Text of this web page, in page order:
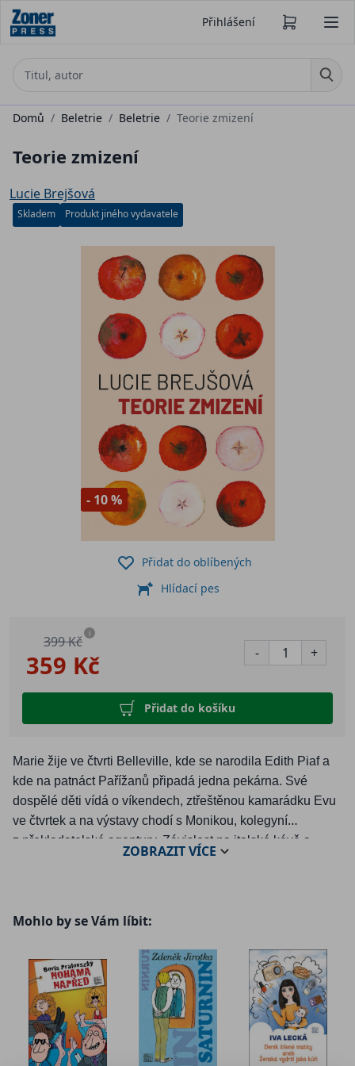
Přihlášení
Domů / Beletrie / Beletrie / Teorie zmizení
Teorie zmizení
Lucie Brejšová
Skladem Produkt jiného vydavatele
- 10 %
359 Kč
399 Kč i
- +
Přidat do košíku
Přidat do oblíbených
Hlídací pes
Marie žije ve čtvrti Belleville, kde se narodila Edith Piaf a
kde na patnáct Pařížanů připadá jedna pekárna. Své
dospělé děti vídá o víkendech, ztřeštěnou kamarádku Evu
ve čtvrtek a na výstavy chodí s Monikou, kolegyní
z překladatelské agentury. Závislost na italské kávě a
rebarborových dortících neřeší, partnera si nehledá a
Až do dne, kdy se rozhodne ze svého života zmizet.
„Zbláznila ses?!“ vyhrkne Eva, když jí dojde, že si její
nejlepší přítelkyně nedělá legraci. Ano, Marie se možná
zbláznila. Ale možná taky ne. Co ji přivedlo k tak šílenému
rozhodnutí? Proč se odhodlala utéct z milovaného domu,
vzdát se své rodiny, zázemí i zaměstnání a zinscenovat
vlastní smrt?
ZOBRAZITVÍCE
Mohlo by se Vám líbit: